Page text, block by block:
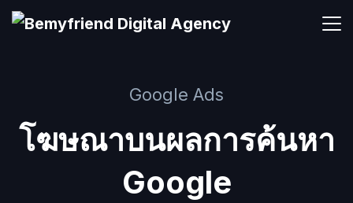
Skip
Google Ads
โฆษณาบนผลการค้นหา
Google